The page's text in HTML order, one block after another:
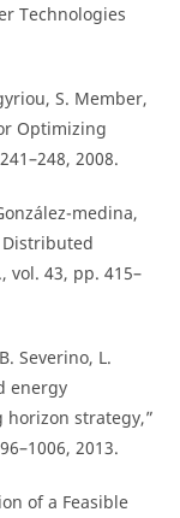
Technologies
S. Member,
Optimizing
2008.
medina,
Distributed
vol. 43, pp. 415–
Severino, L.
energy
horizon strategy,”
2013.
of a Feasible